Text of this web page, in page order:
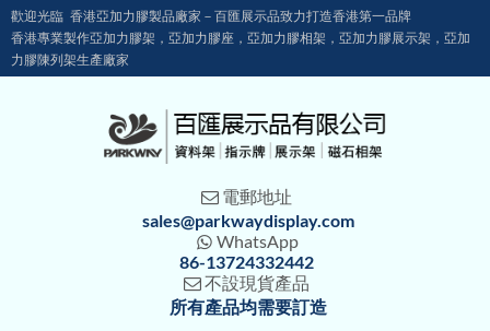
歡迎光臨 香港亞加力膠製品廠家－百匯展示品致力打造香港第一品牌
香港專業製作亞加力膠架，亞加力膠座，亞加力膠相架，亞加力膠展示架，亞加
力膠陳列架生產廠家
 電郵地址
sales@parkwaydisplay.com
 WhatsApp
86-13724332442
不設現貨產品
所有產品均需要訂造